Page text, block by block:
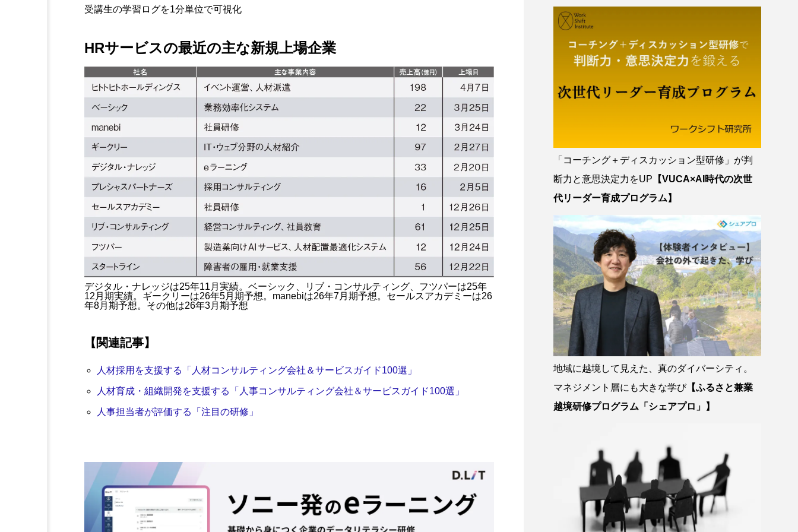
受講生の学習ログを1分単位で可視化
HRサービスの最近の主な新規上場企業
デジタル・ナレッジは25年11月実績。ベーシック、リブ・コンサルティング、フツパーは25年
12月期実績。ギークリーは26年5月期予想。manebiは26年7月期予想。セールスアカデミーは26
年8月期予想。その他は26年3月期予想
【関連記事】
人材採用を支援する「人材コンサルティング会社＆サービスガイド100選」
人材育成・組織開発を支援する「人事コンサルティング会社＆サービスガイド100選」
人事担当者が評価する「注目の研修」
「コーチング＋ディスカッション型研修」が判
断力と意思決定力をUP 【VUCA×AI時代の次世
代リーダー育成プログラム】
地域に越境して見えた、真のダイバーシティ。
マネジメント層にも大きな学び【ふるさと兼業
越境研修プログラム「シェアプロ」】